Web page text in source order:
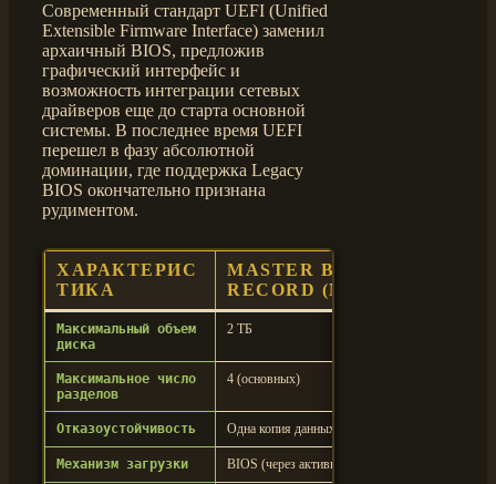
Современный стандарт UEFI (Unified
Extensible Firmware Interface) заменил
архаичный BIOS, предложив
графический интерфейс и
возможность интеграции сетевых
драйверов еще до старта основной
системы. В последнее время UEFI
перешел в фазу абсолютной
доминации, где поддержка Legacy
BIOS окончательно признана
рудиментом.
ХАРАКТЕРИС
ТИКА
MASTER BOOT
RECORD (MBR)
Максимальный объем
диска
2 ТБ
Максимальное число
разделов
4 (основных)
Отказоустойчивость Одна копия данных в первом секторе
Механизм загрузки BIOS (через активный раздел)